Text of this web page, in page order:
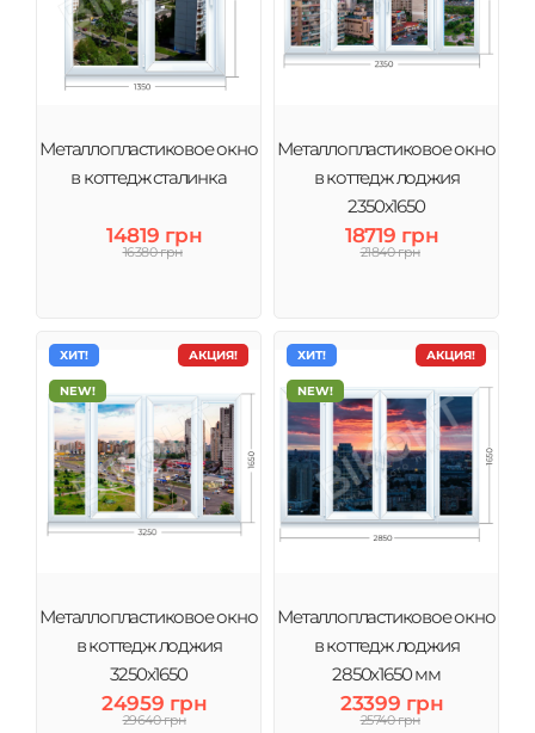
Металлопластиковое окно
в коттедж сталинка
14819 грн
16380 грн
Металлопластиковое окно
в коттедж лоджия
2350х1650
18719 грн
21840 грн
АКЦИЯ!
ХИТ!
NEW!
Металлопластиковое окно
в коттедж лоджия
3250х1650
24959 грн
29640 грн
АКЦИЯ!
ХИТ!
NEW!
Металлопластиковое окно
в коттедж лоджия
2850х1650 мм
23399 грн
25740 грн